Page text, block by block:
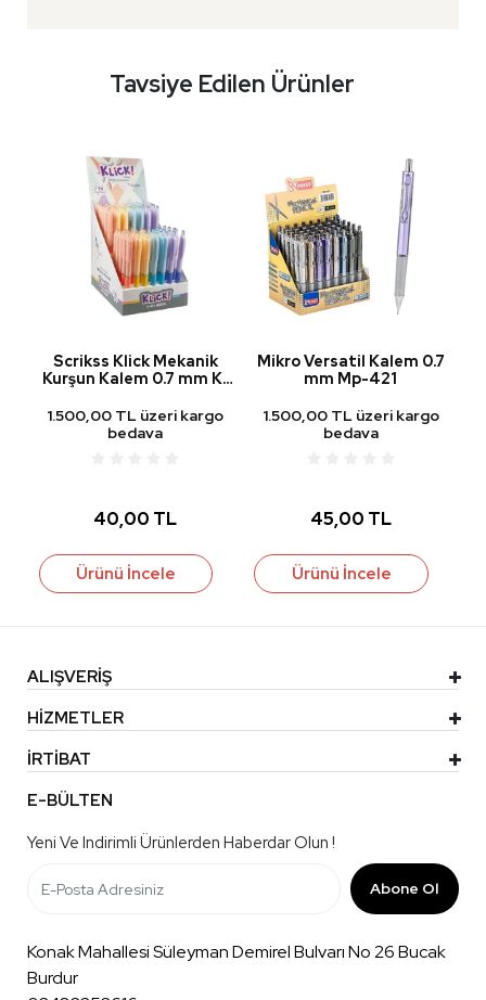
Tavsiye Edilen Ürünler
Scrikss Klick Mekanik
Kurşun Kalem 0.7 mm K-
1.500,00 TL üzeri kargo
bedava
40,00 TL
Ürünü İncele
Mikro Versatil Kalem 0.7
mm Mp-421
1.500,00 TL üzeri kargo
bedava
45,00 TL
Ürünü İncele
ALIŞVERİŞ
HİZMETLER
İRTİBAT
E-BÜLTEN
Yeni Ve Indirimli Ürünlerden Haberdar Olun !
Abone Ol
Konak Mahallesi Süleyman Demirel Bulvarı No 26 Bucak
Burdur